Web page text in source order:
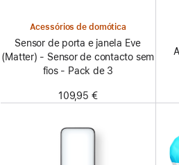
Acessórios de domótica
Sensor de porta e janela Eve
(Matter) - Sensor de contacto sem
fios - Pack de 3
109,95 €